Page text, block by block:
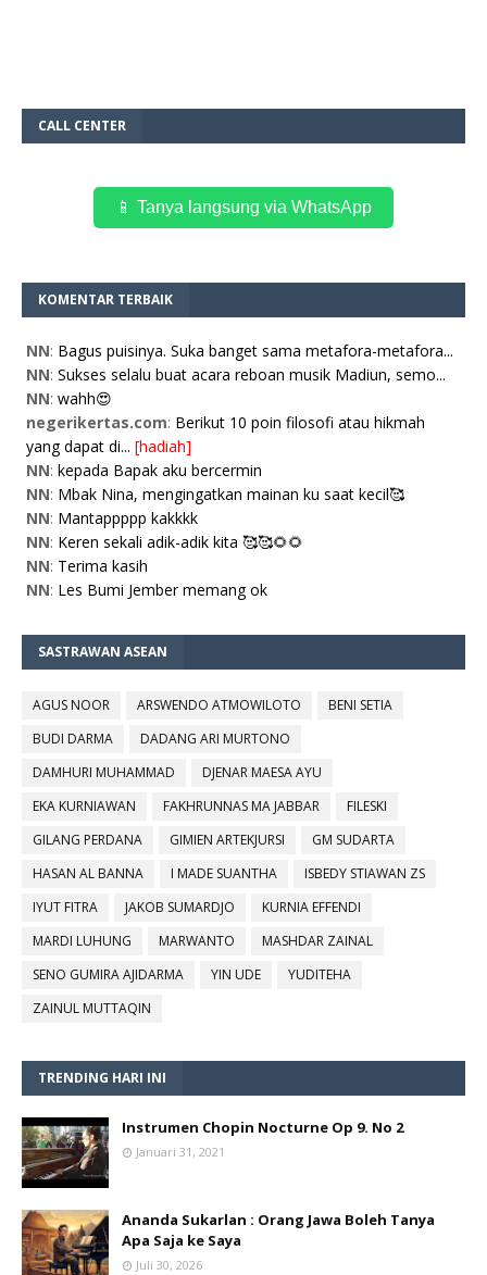
CALL CENTER
📱 Tanya langsung via WhatsApp
KOMENTAR TERBAIK
NN: Bagus puisinya. Suka banget sama metafora-metafora...
NN: Sukses selalu buat acara reboan musik Madiun, semo...
NN: wahh😍
negerikertas.com: Berikut 10 poin filosofi atau hikmah
yang dapat di... [hadiah]
NN: kepada Bapak aku bercermin
NN: Mbak Nina, mengingatkan mainan ku saat kecil🥰
NN: Mantappppp kakkkk
NN: Keren sekali adik-adik kita 🥰🥰🌻🌻
NN: Terima kasih
NN: Les Bumi Jember memang ok
SASTRAWAN ASEAN
AGUS NOOR ARSWENDO ATMOWILOTO
BENI SETIA
BUDI DARMA
DADANG ARI MURTONO
DAMHURI MUHAMMAD
DJENAR MAESA AYU
EKA KURNIAWAN
FAKHRUNNAS MA JABBAR
FILESKI
GILANG PERDANA
GIMIEN ARTEKJURSI
GM SUDARTA
HASAN AL BANNA
I MADE SUANTHA
ISBEDY STIAWAN ZS
IYUT FITRA
JAKOB SUMARDJO
KURNIA EFFENDI
MARDI LUHUNG
MARWANTO
MASHDAR ZAINAL
SENO GUMIRA AJIDARMA
YIN UDE
YUDITEHA
ZAINUL MUTTAQIN
TRENDING HARI INI
Instrumen Chopin Nocturne Op 9. No 2
Januari 31, 2021
Ananda Sukarlan : Orang Jawa Boleh Tanya
Apa Saja ke Saya
Juli 30, 2026